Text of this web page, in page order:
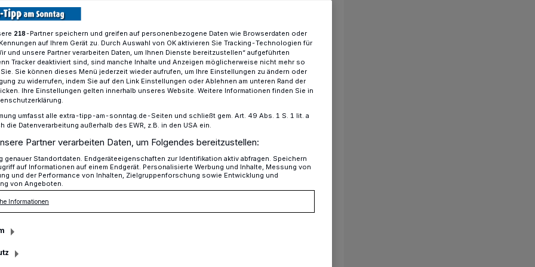
schließen mit positiver Bilanz
über 25000 Besucher
Saison 2025
von über 90 Prozent, dazu noch ein
die Deutsche Gesellschaft zur Rettung
Fazit am Ende der Festspielsaison fällt
218-Partner speichern und greifen auf personenbezogene Daten wie Browserdaten oder
auf Ihrem Gerät zu. Durch Auswahl von OK aktivieren Sie Tracking-Technologien für
und unsere Partner verarbeiten Daten, um Ihnen Dienste bereitzustellen“ aufgeführten
Tracker deaktiviert sind, sind manche Inhalte und Anzeigen möglicherweise nicht mehr so
Sie können dieses Menü jederzeit wieder aufrufen, um Ihre Einstellungen zu ändern oder
zu widerrufen, indem Sie auf den Link Einstellungen oder Ablehnen am unteren Rand der
Ihre Einstellungen gelten innerhalb unseres Website. Weitere Informationen finden Sie in
umfasst alle extra-tipp-am-sonntag.de-Seiten und schließt gem. Art. 49 Abs. 1 S. 1 lit. a
die Datenverarbeitung außerhalb des EWR, z.B. in den USA ein.
Partner verarbeiten Daten, um Folgendes bereitzustellen:
genauer Standortdaten. Endgeräteeigenschaften zur Identifikation aktiv abfragen. Speichern
auf Informationen auf einem Endgerät. Personalisierte Werbung und Inhalte, Messung von
und der Performance von Inhalten, Zielgruppenforschung sowie Entwicklung und
von Angeboten.
Informationen